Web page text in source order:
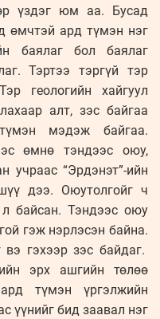
үздэг юм аа. Бусад
өмчтэй ард түмэн нэг
баялаг бол баялаг
Тэртээ тэргүй тэр
геологийн хайгуул
алт, зэс байгаа
мэдэж байгаа.
өмнө тэндээс оюу,
учраас “Эрдэнэт”-ийн
дээ. Оюутолгойг ч
байсан. Тэндээс оюу
гэж нэрлэсэн байна.
гэхээр зэс байдаг.
эрх ашгийн төлөө
түмэн үргэлжийн
үүнийг бид заавал нэг